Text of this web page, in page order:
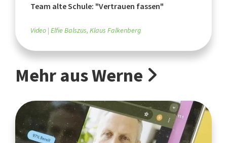
Team alte Schule: "Vertrauen fassen"
Video Elfie Balszus, Klaus Falkenberg
Mehr aus Werne